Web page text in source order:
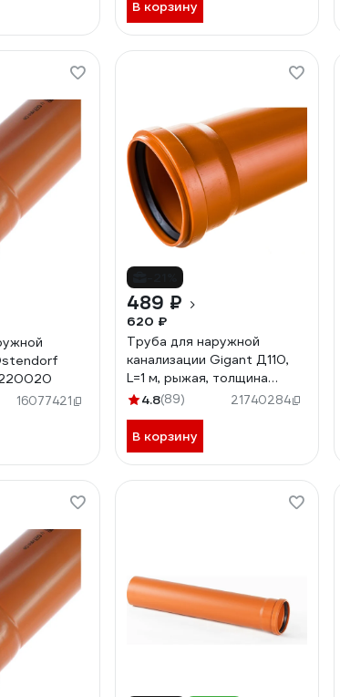
В корзину
16077421
489 ₽
620 ₽
Труба для наружной
канализации Gigant Д110,
L=1 м, рыжая, толщина
стенки 3.4 мм, класс
4.8(89) 21740284
В корзину